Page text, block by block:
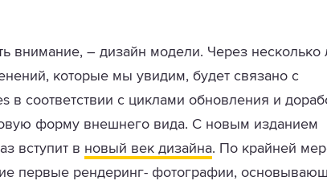
внимание, – дизайн модели. Через несколько
которые мы увидим, будет связано с
соответствии с циклами обновления и
форму внешнего вида. С новым изданием
вступит в новый век дизайна. По крайней
первые рендеринг- фотографии,